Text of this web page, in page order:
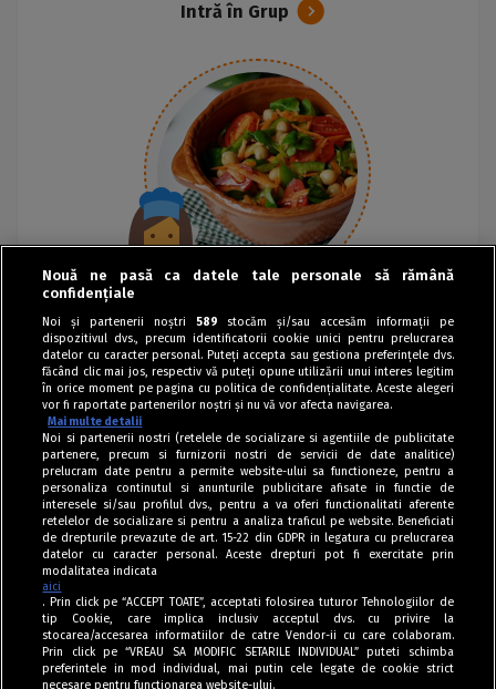
Intră în Grup
Tag index
Nouă ne pasă ca datele tale personale să rămână
confidențiale
Noi și partenerii noștri 589 stocăm și/sau accesăm informații pe
dispozitivul dvs., precum identificatorii cookie unici pentru prelucrarea
datelor cu caracter personal. Puteți accepta sau gestiona preferințele dvs.
făcând clic mai jos, respectiv vă puteți opune utilizării unui interes legitim
în orice moment pe pagina cu politica de confidențialitate. Aceste alegeri
vor fi raportate partenerilor noștri și nu vă vor afecta navigarea.
Mai multe detalii
Noi si partenerii nostri (retelele de socializare si agentiile de publicitate
partenere, precum si furnizorii nostri de servicii de date analitice)
prelucram date pentru a permite website-ului sa functioneze, pentru a
personaliza continutul si anunturile publicitare afisate in functie de
interesele si/sau profilul dvs., pentru a va oferi functionalitati aferente
retelelor de socializare si pentru a analiza traficul pe website. Beneficiati
de drepturile prevazute de art. 15-22 din GDPR in legatura cu prelucrarea
datelor cu caracter personal. Aceste drepturi pot fi exercitate prin
modalitatea indicata
aici
. Prin click pe “ACCEPT TOATE”, acceptati folosirea tuturor Tehnologiilor de
tip Cookie, care implica inclusiv acceptul dvs. cu privire la
stocarea/accesarea informatiilor de catre Vendor-ii cu care colaboram.
Prin click pe “VREAU SA MODIFIC SETARILE INDIVIDUAL” puteti schimba
preferintele in mod individual, mai putin cele legate de cookie strict
necesare pentru functionarea website-ului.